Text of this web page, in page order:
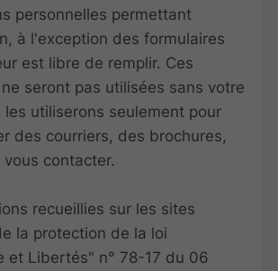
personnelles permettant
à l'exception des formulaires
est libre de remplir. Ces
seront pas utilisées sans votre
les utiliserons seulement pour
des courriers, des brochures,
contacter.
recueillies sur les sites
la protection de la loi
et Libertés" n° 78-17 du 06